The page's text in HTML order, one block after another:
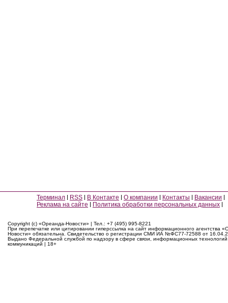
Терминал RSS В Контакте О компании Контакты
Вакансии
Реклама на сайте
Политика обработки персональных данных
Copyright (c) «Ореанда-Новости» | Тел.: +7 (495) 995-8221
При перепечатке или цитировании гиперссылка на сайт информационного агентства
Новости» обязательна. Свидетельство о регистрации СМИ ИА №ФС77-72588 от
Выдано Федеральной службой по надзору в сфере связи, информационных
коммуникаций | 18+